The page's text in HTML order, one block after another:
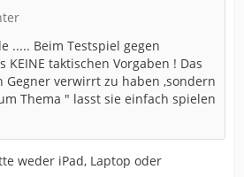
..... Beim Testspiel gegen
KEINE taktischen Vorgaben ! Das
verwirrt zu haben ,sondern
Thema " lasst sie einfach spielen
weder iPad, Laptop oder